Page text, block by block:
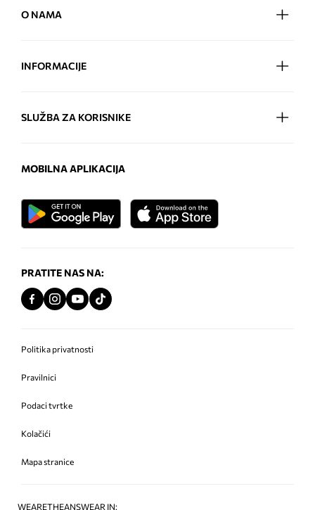
O NAMA
INFORMACIJE
SLUŽBA ZA KORISNIKE
MOBILNA APLIKACIJA
PRATITE NAS NA:
Politika privatnosti
Pravilnici
Podaci tvrtke
Kolačići
Mapa stranice
WEARETHEANSWEAR IN: